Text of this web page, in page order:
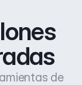
de